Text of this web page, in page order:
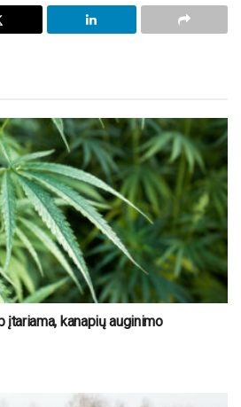
įtariama, kanapių auginimo